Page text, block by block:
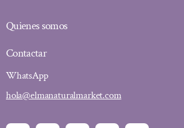
Quienes somos
Contactar
WhatsApp
hola@elmanaturalmarket.com